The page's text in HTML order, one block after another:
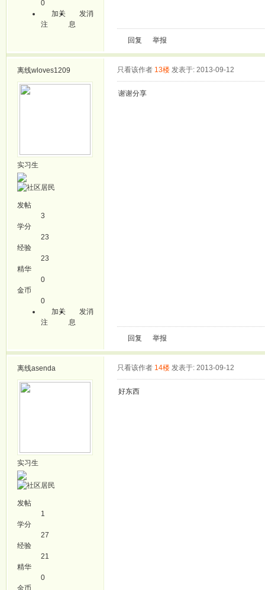
0
加关
注
发消
息
回复
举报
离线wloves1209
实习生
发帖
3
学分
23
经验
23
精华
0
金币
0
加关
注
发消
息
只看该作者 13楼 发表于: 2013-09-12
谢谢分享
回复 举报
离线asenda
实习生
发帖
1
学分
27
经验
21
精华
0
金币
只看该作者 14楼 发表于: 2013-09-12
好东西